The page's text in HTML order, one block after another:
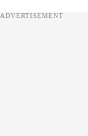
ADVERTISEMENT